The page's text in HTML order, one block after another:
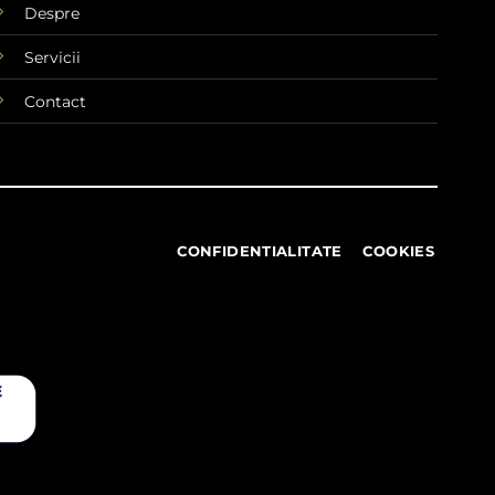
Despre
Servicii
Contact
CONFIDENTIALITATE COOKIES